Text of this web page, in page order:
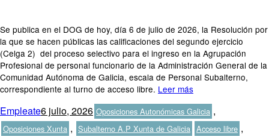
Se publica en el DOG de hoy, día 6 de julio de 2026, la Resolución por
la que se hacen públicas las calificaciones del segundo ejercicio
(Celga 2) del proceso selectivo para el ingreso en la Agrupación
Profesional de personal funcionario de la Administración General de la
Comunidad Autónoma de Galicia, escala de Personal Subalterno,
correspondiente al turno de acceso libre. Leer más
Autor
EmpleatePublicado
el
6 julio, 2026Categorías
Oposiciones Autonómicas Galicia ,
Oposiciones Xunta , Subalterno A.P Xunta de Galicia Etiquetas
Acceso libre ,